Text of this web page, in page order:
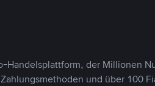
Handelsplattform, der Millionen
und über 100